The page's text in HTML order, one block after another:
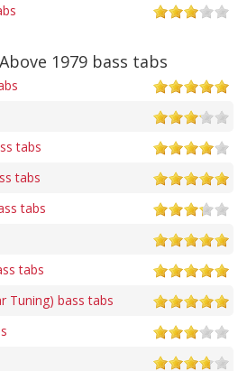
1979 bass tabs
tabs
tabs
tabs
tabs
Tuning) bass tabs